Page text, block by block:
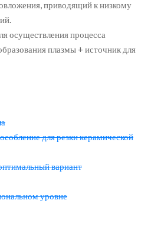
приводящий к низкому
осуществления процесса
плазмы + источник для
для резки керамической
вариант
уровне